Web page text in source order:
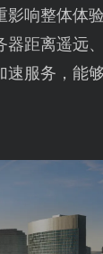
影响整体体
器距离遥远
速服务，能